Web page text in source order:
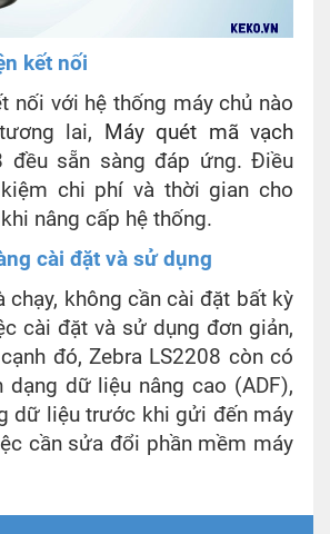
kết nối
nối với hệ thống máy chủ nào
lai,
Máy quét mã vạch
đều sẵn sàng đáp ứng. Điều
chi phí và thời gian cho
nâng cấp hệ thống.
cài đặt và sử dụng
chạy, không cần cài đặt bất kỳ
cài đặt và sử dụng đơn giản,
đó, Zebra LS2208 còn có
dạng dữ liệu nâng cao (ADF),
dữ liệu trước khi gửi đến máy
cần sửa đổi phần mềm máy